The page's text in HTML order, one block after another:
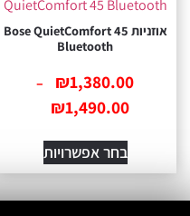
אוזניות Bose QuietComfort 45
Bluetooth
₪1,380.00
–
₪1,490.00
בחר אפשרויות